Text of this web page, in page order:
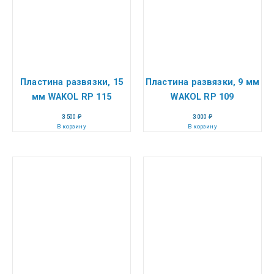
Пластина развязки, 15
мм WAKOL RP 115
3 500 ₽
В корзину
Пластина развязки, 9 мм
WAKOL RP 109
3 000 ₽
В корзину